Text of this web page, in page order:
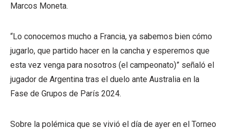
Marcos Moneta.
“Lo conocemos mucho a Francia, ya sabemos bien cómo
jugarlo, que partido hacer en la cancha y esperemos que
esta vez venga para nosotros (el campeonato)” señaló el
jugador de Argentina tras el duelo ante Australia en la
Fase de Grupos de París 2024.
Sobre la polémica que se vivió el día de ayer en el Torneo